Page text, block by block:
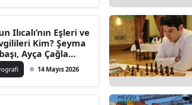
Ilıcalı’nın Eşleri ve
Kim? Şeyma
Ayça Çağla
Zeynep
ve Özel Hayatı
14 Mayıs 2026